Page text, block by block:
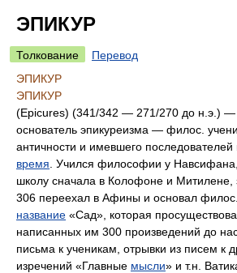
ЭПИКУР
Толкование
Перевод
ЭПИКУР
ЭПИКУР
(Epicures) (341/342 — 271/270 до н.э.) —
основатель эпикуреизма — филос.
античности и имевшего
время . Учился философии у
школу сначала в Колофоне и Митилене,
306 переехал в Афины и основал
название «Сад», которая
написанных им 300 произведений до
письма к ученикам, отрывки из писем к
изречений «Главные мысли» и т.н.